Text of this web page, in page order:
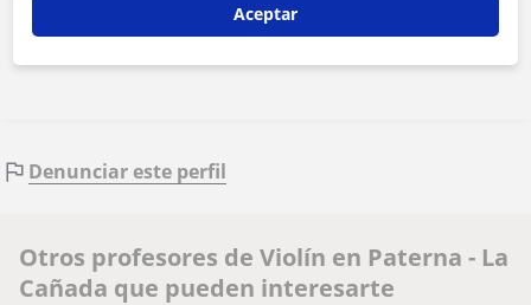
Contactar ahora
Denunciar este perfil
Otros profesores de Violín en Paterna - La
Cañada que pueden interesarte
Aceptar